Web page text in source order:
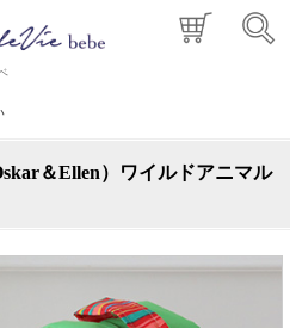
＆Ellen）ワイルドアニマル